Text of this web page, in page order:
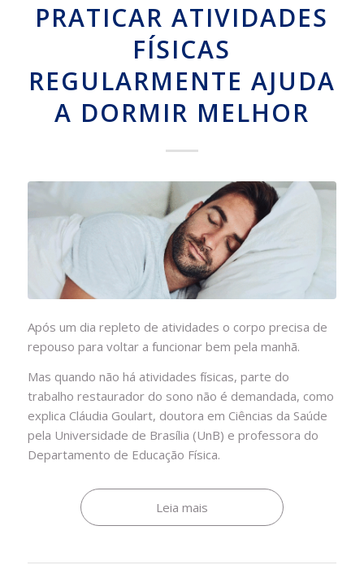
PRATICAR ATIVIDADES
FÍSICAS
REGULARMENTE AJUDA
A DORMIR MELHOR
Após um dia repleto de atividades o corpo precisa de
repouso para voltar a funcionar bem pela manhã.
Mas quando não há atividades físicas, parte do
trabalho restaurador do sono não é demandada, como
explica Cláudia Goulart, doutora em Ciências da Saúde
pela Universidade de Brasília (UnB) e professora do
Departamento de Educação Física.
Leia mais